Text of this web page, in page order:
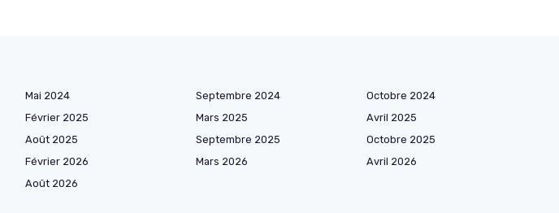
Mai 2024 Septembre 2024
Octobre 2024
Février 2025 Mars 2025
Avril 2025
Août 2025 Septembre 2025
Octobre 2025
Février 2026 Mars 2026
Avril 2026
Août 2026